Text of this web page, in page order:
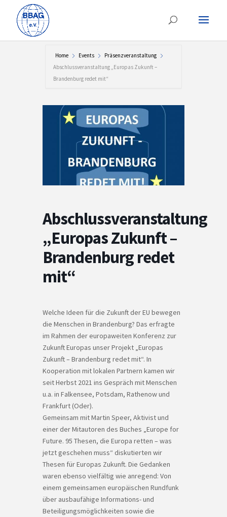
Home Events
Präsenzveranstaltung
Abschlussveranstaltung „Europas Zukunft –
Brandenburg redet mit“
Abschlussveranstaltung
„Europas Zukunft –
Brandenburg redet
mit“
Welche Ideen für die Zukunft der EU bewegen
die Menschen in Brandenburg? Das erfragte
im Rahmen der europaweiten Konferenz zur
Zukunft Europas unser Projekt „Europas
Zukunft – Brandenburg redet mit“. In
Kooperation mit lokalen Partnern kamen wir
seit Herbst 2021 ins Gespräch mit Menschen
u.a. in Falkensee, Potsdam, Rathenow und
Frankfurt (Oder).
Gemeinsam mit Martin Speer, Aktivist und
einer der Mitautoren des Buches „Europe for
Future. 95 Thesen, die Europa retten – was
jetzt geschehen muss“ diskutierten wir
Thesen für Europas Zukunft. Die Gedanken
waren ebenso vielfältig wie anregend: Von
einem gemeinsamen europäischen Rundfunk
über ausbaufähige Informations- und
Beteiligungsmöglichkeiten sowie die